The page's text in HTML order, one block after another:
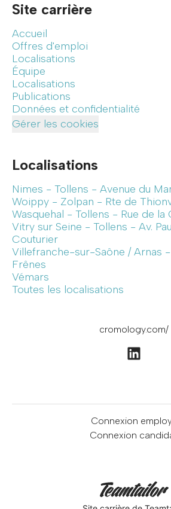
Site carrière
Accueil
Offres d'emploi
Localisations
Équipe
Localisations
Publications
Données et confidentialité
Gérer les cookies
Localisations
Nimes - Tollens - Avenue du
Woippy - Zolpan - Rte de
Wasquehal - Tollens - Rue de la
Vitry sur Seine - Tollens - Av.
Couturier
Villefranche-sur-Saône / Arnas
Frênes
Vémars
Toutes les localisations
cromology.com/
Connexion
Connexion